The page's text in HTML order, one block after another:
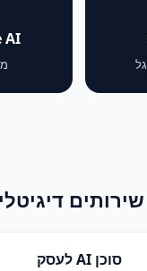
AI
סוכן AI לעסק